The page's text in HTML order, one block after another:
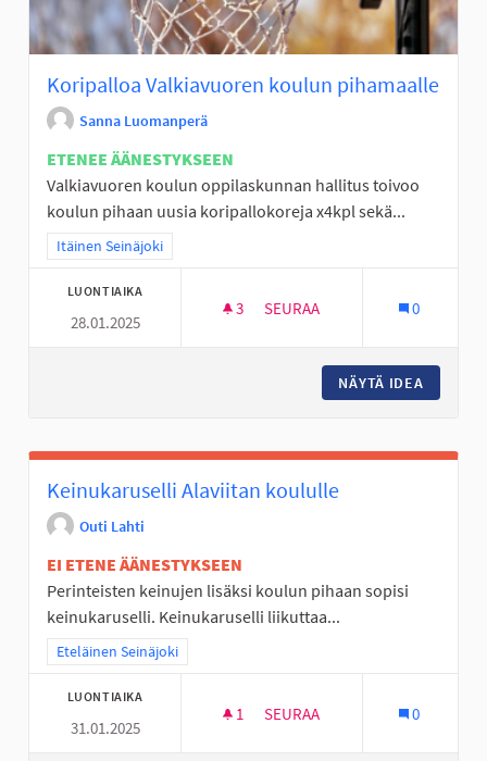
Koripalloa Valkiavuoren koulun pihamaalle
Sanna Luomanperä
ETENEE ÄÄNESTYKSEEN
Valkiavuoren koulun oppilaskunnan hallitus toivoo
koulun pihaan uusia koripallokoreja x4kpl sekä...
Rajaa tulokset teeman mukaan: Itäinen Seinäjoki
Itäinen Seinäjoki
LUONTIAIKA
28.01.2025
3 3 SEURAAJAA
SEURAA 0
NÄYTÄ IDEA
Keinukaruselli Alaviitan koululle
Outi Lahti
EI ETENE ÄÄNESTYKSEEN
Perinteisten keinujen lisäksi koulun pihaan sopisi
keinukaruselli. Keinukaruselli liikuttaa...
Rajaa tulokset teeman mukaan: Eteläinen Seinäjoki
Eteläinen Seinäjoki
LUONTIAIKA
31.01.2025
1 1 SEURAAJA
SEURAA 0